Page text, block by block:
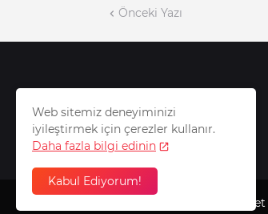
Önceki Yazı
TRedevlet
Web sitemiz deneyiminizi
iyileştirmek için çerezler kullanır.
Daha fazla bilgi edinin
Kabul Ediyorum!